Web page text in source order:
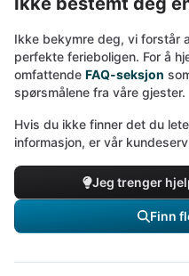
Ikke bekymre deg, vi forstår
perfekte ferieboligen. For å
omfattende FAQ-seksjon
spørsmålene fra våre gjester.
Hvis du ikke finner det du
informasjon, er vår
Jeg trenger
Finn